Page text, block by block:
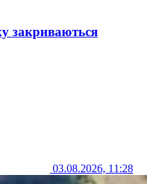
закриваються
03.08.2026, 11:28